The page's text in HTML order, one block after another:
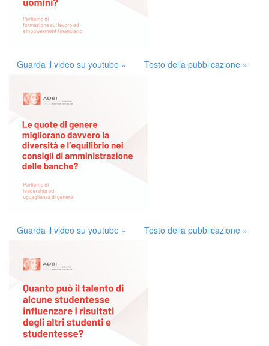
Guarda il video su youtube » Testo della pubblicazione »
Guarda il video su youtube » Testo della pubblicazione »